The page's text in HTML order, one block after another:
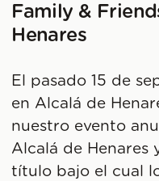
Family &
Henares
El pasado 15 de
en Alcalá de
nuestro evento
Alcalá de Henares
título bajo el cual